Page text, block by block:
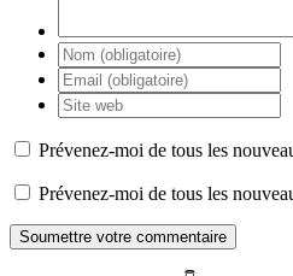
Prévenez-moi de tous les
Prévenez-moi de tous les
Soumettre votre commentaire